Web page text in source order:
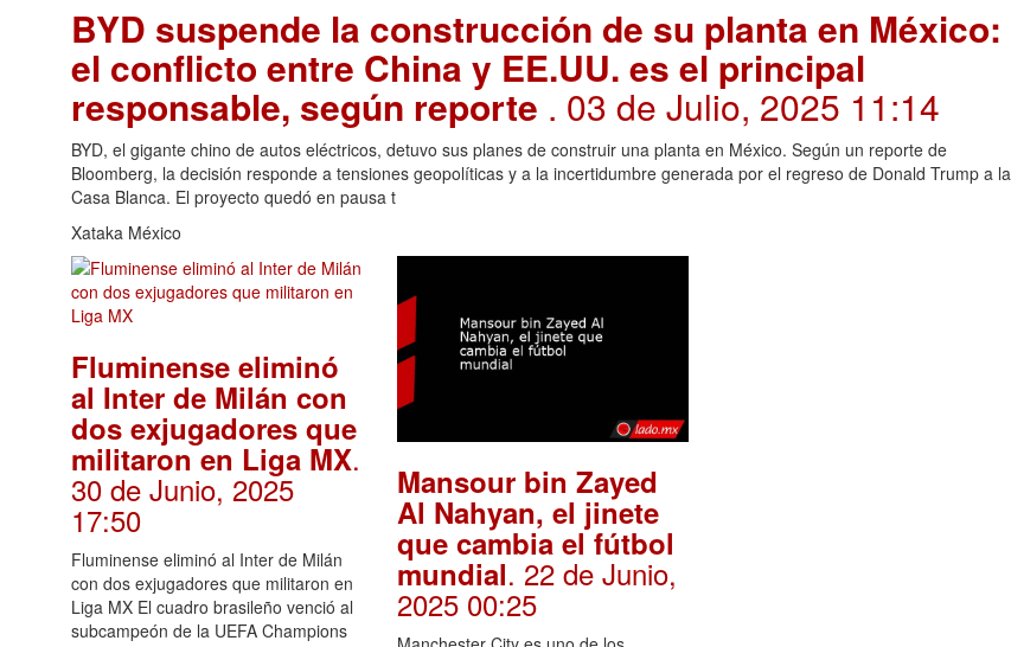
BYD suspende la construcción de su planta en México:
el conflicto entre China y EE.UU. es el principal
responsable, según reporte . 03 de Julio, 2025 11:14
BYD, el gigante chino de autos eléctricos, detuvo sus planes de construir una planta en México. Según un reporte de
Bloomberg, la decisión responde a tensiones geopolíticas y a la incertidumbre generada por el regreso de Donald Trump a la
Casa Blanca. El proyecto quedó en pausa t
Xataka México
Fluminense eliminó
al Inter de Milán con
dos exjugadores que
militaron en Liga MX.
30 de Junio, 2025
17:50
Fluminense eliminó al Inter de Milán
con dos exjugadores que militaron en
Liga MX El cuadro brasileño venció al
subcampeón de la UEFA Champions
Mansour bin Zayed
Al Nahyan, el jinete
que cambia el fútbol
mundial. 22 de Junio,
2025 00:25